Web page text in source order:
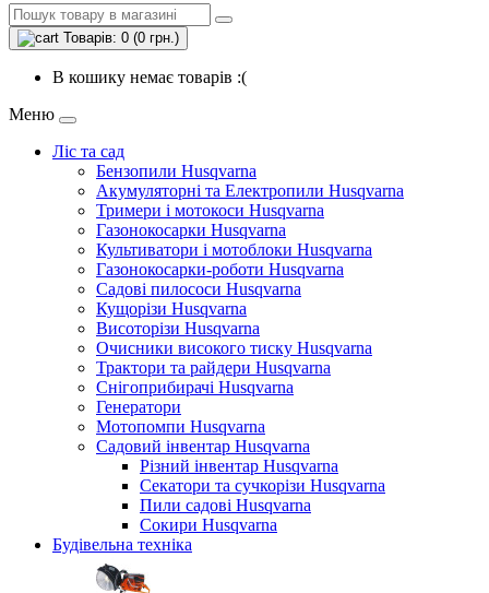
Товарів: 0 (0 грн.)
В кошику немає товарів :(
Меню
Ліс та сад
Бензопили Husqvarna
Акумуляторні та Електропили Husqvarna
Тримери і мотокоси Husqvarna
Газонокосарки Husqvarna
Культиватори і мотоблоки Husqvarna
Газонокосарки-роботи Husqvarna
Садові пилососи Husqvarna
Кущорізи Husqvarna
Висоторізи Husqvarna
Очисники високого тиску Husqvarna
Трактори та райдери Husqvarna
Снігоприбирачі Husqvarna
Генератори
Мотопомпи Husqvarna
Садовий інвентар Husqvarna
Різний інвентар Husqvarna
Секатори та сучкорізи Husqvarna
Пили садові Husqvarna
Сокири Husqvarna
Будівельна техніка